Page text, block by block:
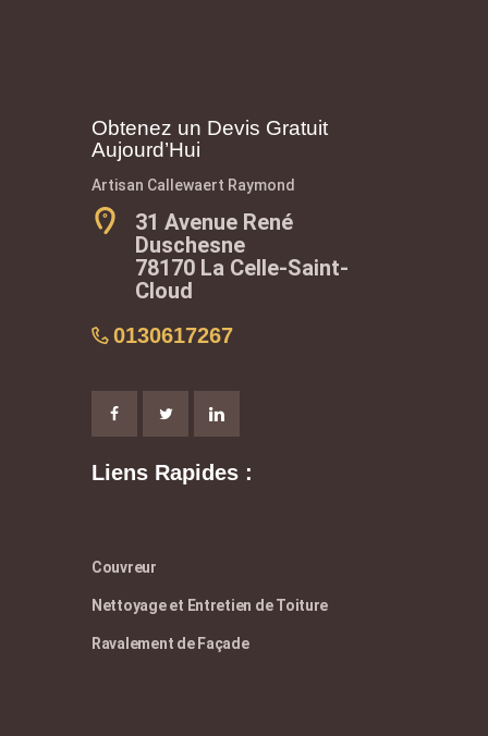
Obtenez un Devis Gratuit
Aujourd’Hui
Artisan Callewaert Raymond
31 Avenue René
Duschesne
78170 La Celle-Saint-
Cloud
0130617267
Liens Rapides :
Couvreur
Nettoyage et Entretien de Toiture
Ravalement de Façade